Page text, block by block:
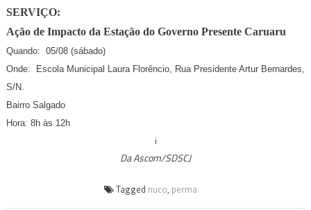
SERVIÇO:
Ação de Impacto da Estação do Governo Presente Caruaru
Quando: 05/08 (sábado)
Onde: Escola Municipal Laura Florêncio, Rua Presidente Artur Bernardes,
S/N.
Bairro Salgado
Hora: 8h às 12h
i
Da Ascom/SDSCJ
Tagged nuco, perma